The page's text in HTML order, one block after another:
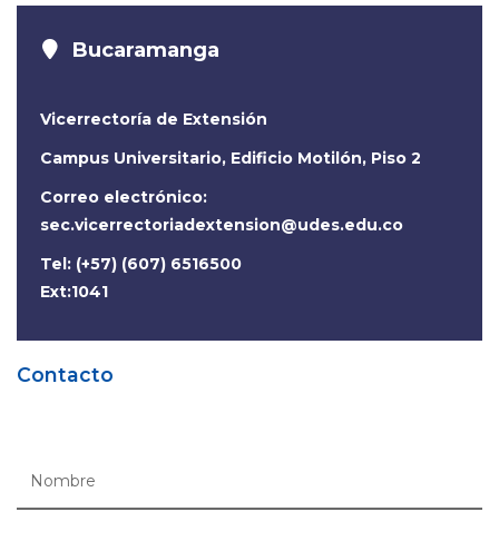
Bucaramanga
Vicerrectoría de Extensión
Campus Universitario, Edificio Motilón, Piso 2
Correo electrónico:
sec.vicerrectoriadextension@udes.edu.co
Tel: (+57) (607) 6516500
Ext:1041
Contacto